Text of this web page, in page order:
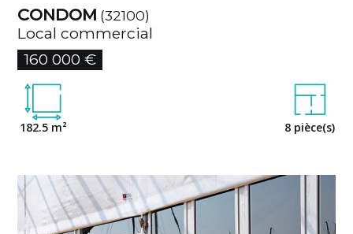
CONDOM (32100)
Local commercial
160 000 €
182.5 m² 8 pièce(s)